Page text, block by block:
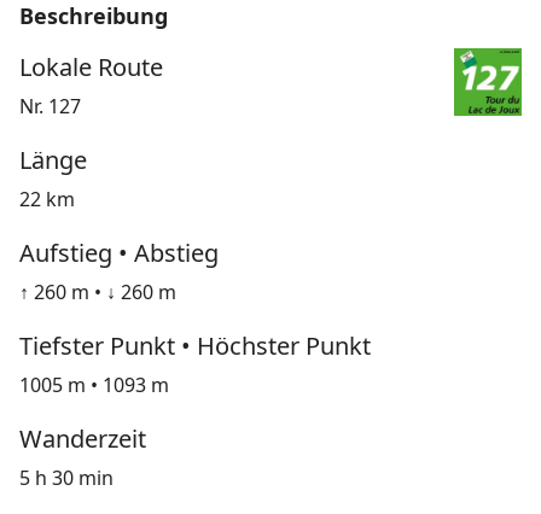
Beschreibung
Lokale Route
Nr. 127
Länge
22 km
Aufstieg • Abstieg
↑ 260 m • ↓ 260 m
Tiefster Punkt • Höchster Punkt
1005 m • 1093 m
Wanderzeit
5 h 30 min